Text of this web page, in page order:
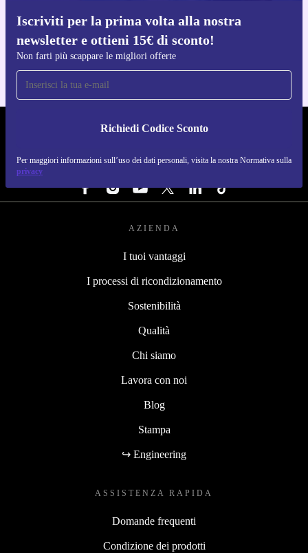
Iscriviti per la prima volta alla nostra
newsletter e ottieni 15€ di sconto!
Non farti più scappare le migliori offerte
Richiedi Codice Sconto
Per maggiori informazioni sull’uso dei dati personali, visita la nostra Normativa sulla
privacy
Scarica l'app di refurbed
Per iOS e Android
REFURBED ITALIA - RETHINK NEW.
SEGUICI SU
AZIENDA
I tuoi vantaggi
I processi di ricondizionamento
Sostenibilità
Qualità
Chi siamo
Lavora con noi
Blog
Stampa
↪ Engineering
ASSISTENZA RAPIDA
Domande frequenti
Condizione dei prodotti